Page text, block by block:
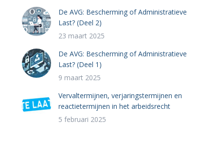
De AVG: Bescherming of Administratieve
Last? (Deel 2)
23 maart 2025
De AVG: Bescherming of Administratieve
Last? (Deel 1)
9 maart 2025
Vervaltermijnen, verjaringstermijnen en
reactietermijnen in het arbeidsrecht
5 februari 2025